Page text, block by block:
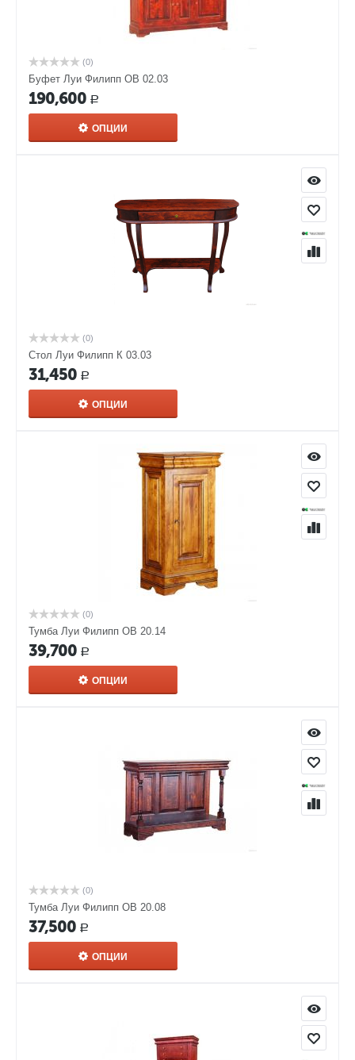
(0)
Буфет Луи Филипп ОВ 02.03
190,600 Р
ОПЦИИ
(0)
Стол Луи Филипп К 03.03
31,450 Р
ОПЦИИ
(0)
Тумба Луи Филипп ОВ 20.14
39,700 Р
ОПЦИИ
(0)
Тумба Луи Филипп ОВ 20.08
37,500 Р
ОПЦИИ